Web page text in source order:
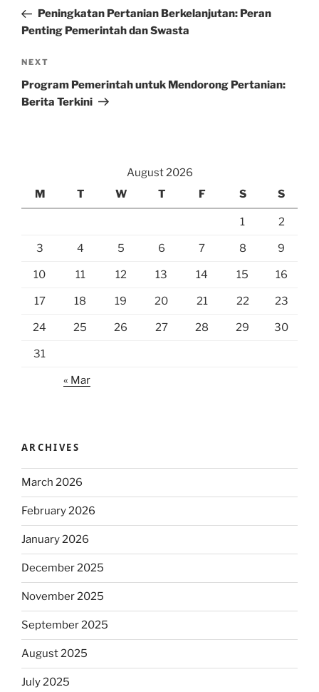
PostPeningkatan Pertanian Berkelanjutan: Peran
Penting Pemerintah dan Swasta
Next
Post
NEXT
Program Pemerintah untuk Mendorong Pertanian:
Berita Terkini
August 2026
M
T W T F S S
1 2
3 4 5 6 7 8 9
10 11 12 13 14 15 16
17 18 19 20 21 22 23
24 25 26 27 28 29 30
31
« Mar
ARCHIVES
March 2026
February 2026
January 2026
December 2025
November 2025
September 2025
August 2025
July 2025